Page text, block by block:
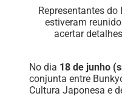
Representantes do
estiveram
acertar
No dia 18 de junho
conjunta entre
Cultura Japonesa e